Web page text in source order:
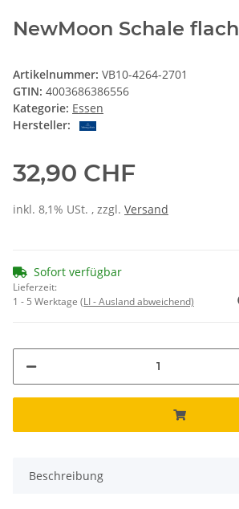
NewMoon Schale flach
Artikelnummer: VB10-4264-2701
GTIN: 4003686386556
Kategorie: Essen
Hersteller:
32,90 CHF
inkl. 8,1% USt. , zzgl. Versand
Sofort verfügbar
Lieferzeit:
1 - 5 Werktage (LI - Ausland abweichend)
Beschreibung